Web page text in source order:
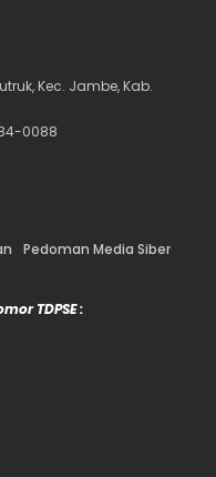
Kec. Jambe, Kab.
0088
Pedoman Media Siber
TDPSE :